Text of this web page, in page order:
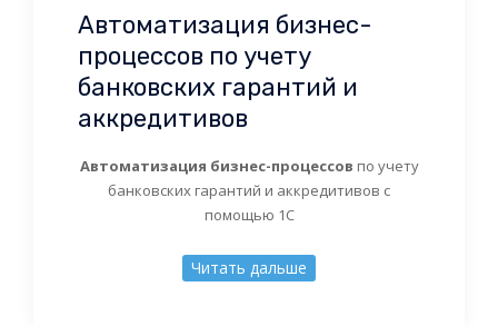
Автоматизация бизнес-
процессов по учету
банковских гарантий и
аккредитивов
Автоматизация бизнес-процессов по учету
банковских гарантий и аккредитивов с
помощью 1С
Читать дальше